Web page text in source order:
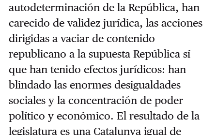
autodeterminación de la República, han
carecido de validez jurídica, las acciones
dirigidas a vaciar de contenido
republicano a la supuesta República sí
que han tenido efectos jurídicos: han
blindado las enormes desigualdades
sociales y la concentración de poder
político y económico. El resultado de la
legislatura es una Catalunya igual de